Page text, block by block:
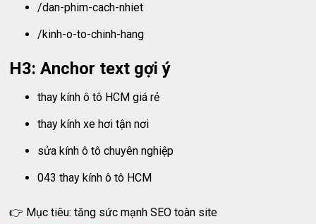
/dan-phim-cach-nhiet
/kinh-o-to-chinh-hang
H3: Anchor text gợi ý
thay kính ô tô HCM giá rẻ
thay kính xe hơi tận nơi
sửa kính ô tô chuyên nghiệp
043 thay kính ô tô HCM
👉 Mục tiêu: tăng sức mạnh SEO toàn site